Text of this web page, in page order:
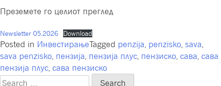
Преземете го целиот преглед
Newsletter 05.2026 Download
Posted in ИнвестирањеTagged penzija, penzisko, sava,
sava penzisko, пензија, пензија плус, пензиско, сава, сава
пензија плус, сава пензиско
Search